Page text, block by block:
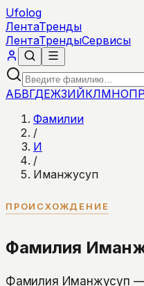
Ufolog
ЛентаТренды
ЛентаТрендыСервисы
АБВГДЕЖЗИЙКЛМНОПР
Фамилии
/
И
/
Иманжусуп
ПРОИСХОЖДЕНИЕ
Фамилия
Фамилия Иманжусуп —